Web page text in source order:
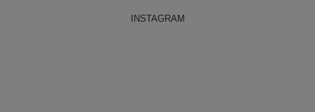
INSTAGRAM